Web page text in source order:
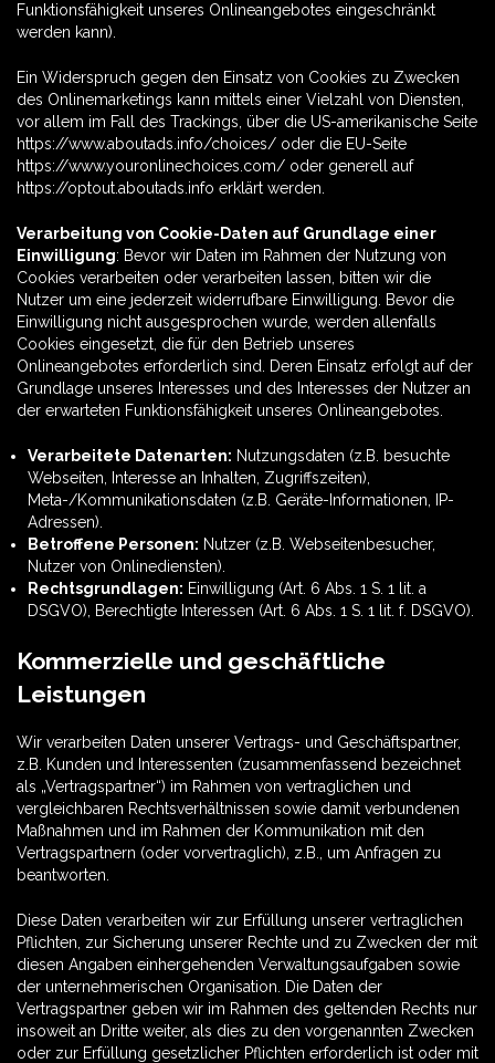
Funktionsfähigkeit unseres Onlineangebotes eingeschränkt
werden kann).
Ein Widerspruch gegen den Einsatz von Cookies zu Zwecken
des Onlinemarketings kann mittels einer Vielzahl von Diensten,
vor allem im Fall des Trackings, über die US-amerikanische Seite
https://www.aboutads.info/choices/ oder die EU-Seite
https://www.youronlinechoices.com/ oder generell auf
https://optout.aboutads.info erklärt werden.
Verarbeitung von Cookie-Daten auf Grundlage einer
Einwilligung: Bevor wir Daten im Rahmen der Nutzung von
Cookies verarbeiten oder verarbeiten lassen, bitten wir die
Nutzer um eine jederzeit widerrufbare Einwilligung. Bevor die
Einwilligung nicht ausgesprochen wurde, werden allenfalls
Cookies eingesetzt, die für den Betrieb unseres
Onlineangebotes erforderlich sind. Deren Einsatz erfolgt auf der
Grundlage unseres Interesses und des Interesses der Nutzer an
der erwarteten Funktionsfähigkeit unseres Onlineangebotes.
Verarbeitete Datenarten: Nutzungsdaten (z.B. besuchte
Webseiten, Interesse an Inhalten, Zugriffszeiten),
Meta-/Kommunikationsdaten (z.B. Geräte-Informationen, IP-
Adressen).
Betroffene Personen: Nutzer (z.B. Webseitenbesucher,
Nutzer von Onlinediensten).
Rechtsgrundlagen: Einwilligung (Art. 6 Abs. 1 S. 1 lit. a
DSGVO), Berechtigte Interessen (Art. 6 Abs. 1 S. 1 lit. f. DSGVO).
Kommerzielle und geschäftliche
Leistungen
Wir verarbeiten Daten unserer Vertrags- und Geschäftspartner,
z.B. Kunden und Interessenten (zusammenfassend bezeichnet
als „Vertragspartner“) im Rahmen von vertraglichen und
vergleichbaren Rechtsverhältnissen sowie damit verbundenen
Maßnahmen und im Rahmen der Kommunikation mit den
Vertragspartnern (oder vorvertraglich), z.B., um Anfragen zu
beantworten.
Diese Daten verarbeiten wir zur Erfüllung unserer vertraglichen
Pflichten, zur Sicherung unserer Rechte und zu Zwecken der mit
diesen Angaben einhergehenden Verwaltungsaufgaben sowie
der unternehmerischen Organisation. Die Daten der
Vertragspartner geben wir im Rahmen des geltenden Rechts nur
insoweit an Dritte weiter, als dies zu den vorgenannten Zwecken
oder zur Erfüllung gesetzlicher Pflichten erforderlich ist oder mit